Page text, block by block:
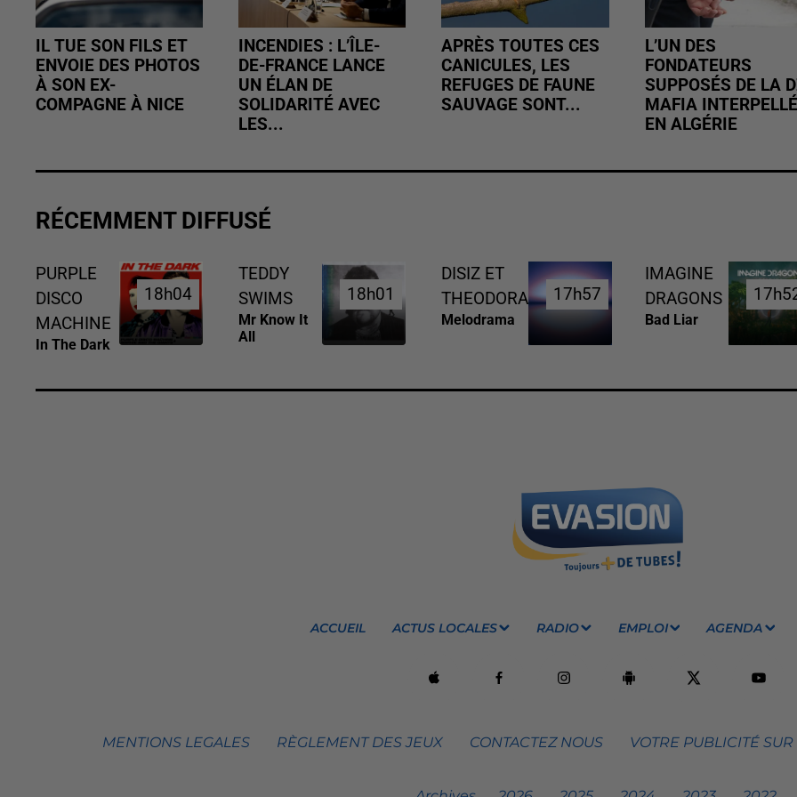
IL TUE SON FILS ET
ENVOIE DES PHOTOS
À SON EX-
COMPAGNE À NICE
INCENDIES : L’ÎLE-
DE-FRANCE LANCE
UN ÉLAN DE
SOLIDARITÉ AVEC
LES...
APRÈS TOUTES CES
CANICULES, LES
REFUGES DE FAUNE
SAUVAGE SONT...
L’UN DES
FONDATEURS
SUPPOSÉS DE LA
MAFIA INTERPELLÉ
EN ALGÉRIE
RÉCEMMENT DIFFUSÉ
PURPLE
DISCO
MACHINE
In The Dark
18h04
18h04
TEDDY
SWIMS
Mr Know It
All
18h01
18h01
DISIZ ET
THEODORA
Melodrama
17h57
17h57
IMAGINE
DRAGONS
Bad Liar
ACCUEIL ACTUS LOCALES RADIO EMPLOI AGENDA
MENTIONS LEGALES RÈGLEMENT DES JEUX CONTACTEZ NOUS VOTRE PUBLICITÉ